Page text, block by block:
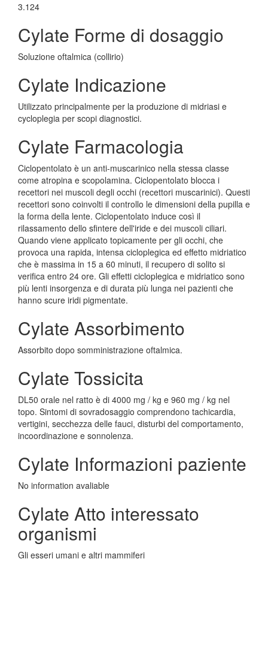
3.124
Cylate Forme di dosaggio
Soluzione oftalmica (collirio)
Cylate Indicazione
Utilizzato principalmente per la produzione di midriasi e
cycloplegia per scopi diagnostici.
Cylate Farmacologia
Ciclopentolato è un anti-muscarinico nella stessa classe
come atropina e scopolamina. Ciclopentolato blocca i
recettori nei muscoli degli occhi (recettori muscarinici). Questi
recettori sono coinvolti il controllo le dimensioni della pupilla e
la forma della lente. Ciclopentolato induce così il
rilassamento dello sfintere dell'iride e dei muscoli ciliari.
Quando viene applicato topicamente per gli occhi, che
provoca una rapida, intensa cicloplegica ed effetto midriatico
che è massima in 15 a 60 minuti, il recupero di solito si
verifica entro 24 ore. Gli effetti cicloplegica e midriatico sono
più lenti insorgenza e di durata più lunga nei pazienti che
hanno scure iridi pigmentate.
Cylate Assorbimento
Assorbito dopo somministrazione oftalmica.
Cylate Tossicita
DL50 orale nel ratto è di 4000 mg / kg e 960 mg / kg nel
topo. Sintomi di sovradosaggio comprendono tachicardia,
vertigini, secchezza delle fauci, disturbi del comportamento,
incoordinazione e sonnolenza.
Cylate Informazioni paziente
No information avaliable
Cylate Atto interessato
organismi
Gli esseri umani e altri mammiferi